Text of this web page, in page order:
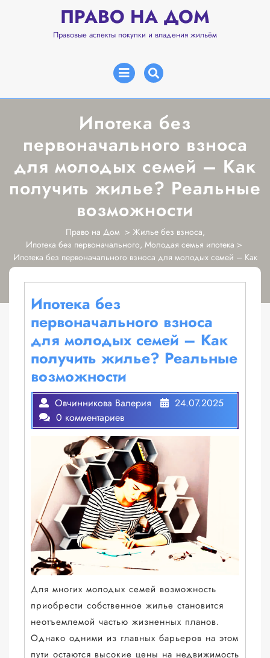
содержимому
ПРАВО НА ДОМ
Правовые аспекты покупки и владения жильём
Открыть
меню
Ипотека без
первоначального взноса
для молодых семей – Как
получить жилье? Реальные
возможности
Право на Дом> Жилье без взноса,
Ипотека без первоначального, Молодая семья ипотека >
Ипотека без первоначального взноса для молодых семей – Как
получить жилье? Реальные возможности
Ипотека без
первоначального взноса
для молодых семей – Как
получить жилье? Реальные
возможности
Овчинникова Валерия
24.07.2025
0 комментариев
Для многих молодых семей возможность
приобрести собственное жилье становится
неотъемлемой частью жизненных планов.
Однако одними из главных барьеров на этом
пути остаются высокие цены на недвижимость